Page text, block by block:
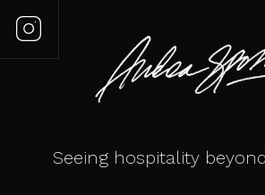
Seeing hospitality